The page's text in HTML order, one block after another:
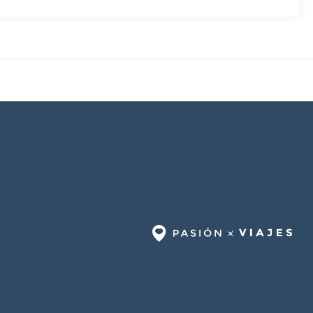
y un ascensor a tu disposición. ¿Estás organizando un